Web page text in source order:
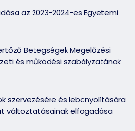
az 2023-2024-es Egyetemi
Betegségek Megelőzési
és működési szabályzatának
szervezésére és lebonyolítására
változtatásainak elfogadása